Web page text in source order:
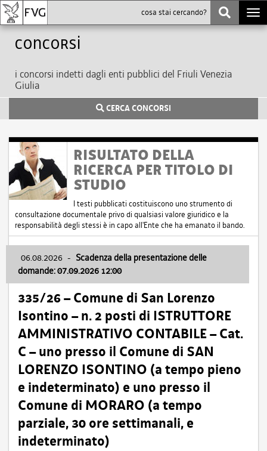
Concorsi
i concorsi indetti dagli enti pubblici del Friuli Venezia
Giulia
CERCA CONCORSI
RISULTATO DELLA
RICERCA PER TITOLO DI
STUDIO
I testi pubblicati costituiscono uno strumento di
consultazione documentale privo di qualsiasi valore giuridico e la
responsabilità degli stessi è in capo all'Ente che ha emanato il bando.
06.08.2026 - Scadenza della presentazione delle
domande: 07.09.2026 12:00
335/26 – Comune di San Lorenzo
Isontino – n. 2 posti di ISTRUTTORE
AMMINISTRATIVO CONTABILE – Cat.
C – uno presso il Comune di SAN
LORENZO ISONTINO (a tempo pieno
e indeterminato) e uno presso il
Comune di MORARO (a tempo
parziale, 30 ore settimanali, e
indeterminato)